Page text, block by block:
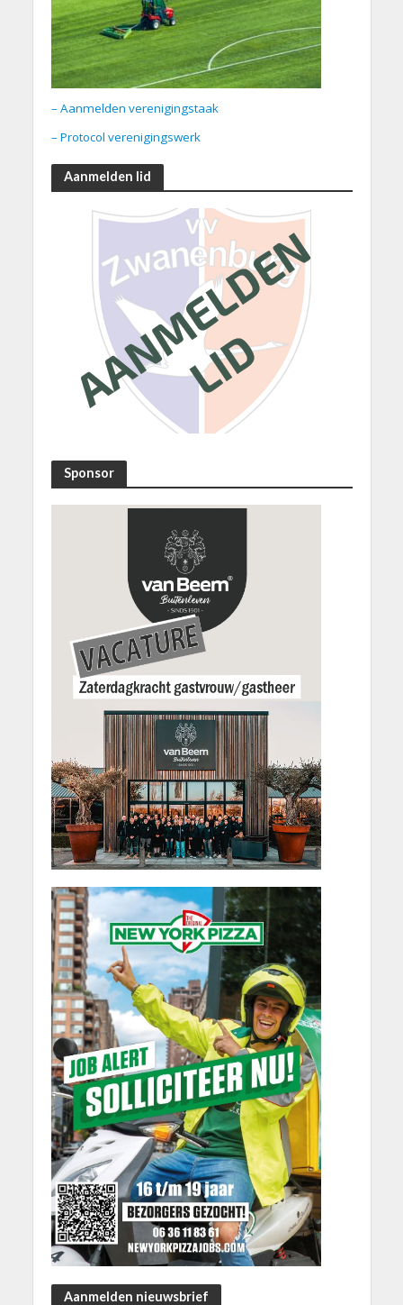
– Aanmelden verenigingstaak
– Protocol verenigingswerk
Aanmelden lid
Sponsor
Aanmelden nieuwsbrief